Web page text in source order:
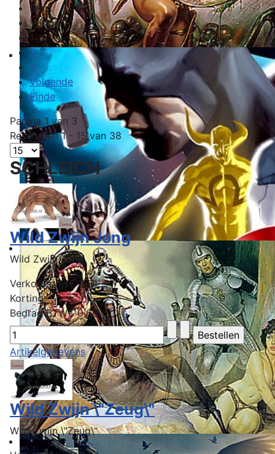
Start
Vorige
1
2
3
Volgende
Einde
Pagina 1 van 3
Resultaten 1 - 15 van 38
SCHLEICH
Wild Zwijn Jong
Wild Zwijn Jong
Verkoopprijs€ 3,81
Korting
Bedrag BTW€ 0,66
Artikelgegevens
Wild Zwijn \"Zeug\"
Wild Zwijn \"Zeug\"